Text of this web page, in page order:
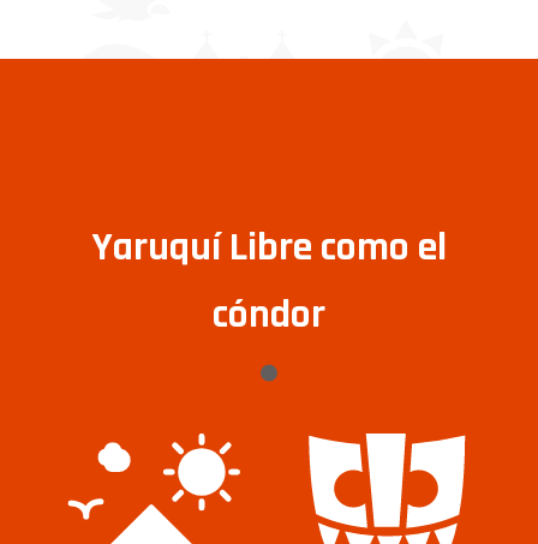
Yaruquí Libre como el
cóndor